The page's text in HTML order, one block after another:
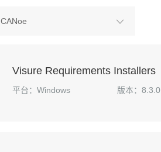
CANoe
Visure Requirements Installers
平台：Windows 版本：8.3.0